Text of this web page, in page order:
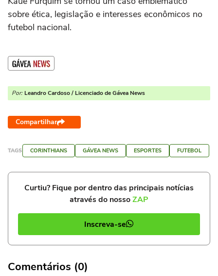
sobre ética, legislação e interesses econômicos no
futebol nacional.
Por: Leandro Cardoso / Licenciado de Gávea News
Compartilhar
TAGS CORINTHIANS GÁVEA NEWS ESPORTES FUTEBOL
Curtiu? Fique por dentro das principais notícias
através do nossoZAP
Inscreva-se
Comentários (0)